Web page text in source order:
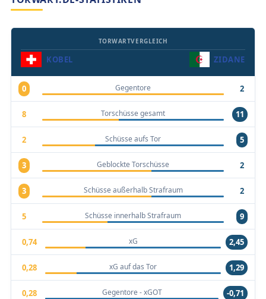
KOBEL
TORWARTVERGLEICH
ZIDANE
0 Gegentore 2
8 Torschüsse gesamt 11
2 Schüsse aufs Tor 5
3 Geblockte Torschüsse 2
3 Schüsse außerhalb Strafraum 2
5 Schüsse innerhalb Strafraum 9
0,74 xG 2,45
0,28 xG auf das Tor 1,29
0,28 Gegentore - xGOT -0,71